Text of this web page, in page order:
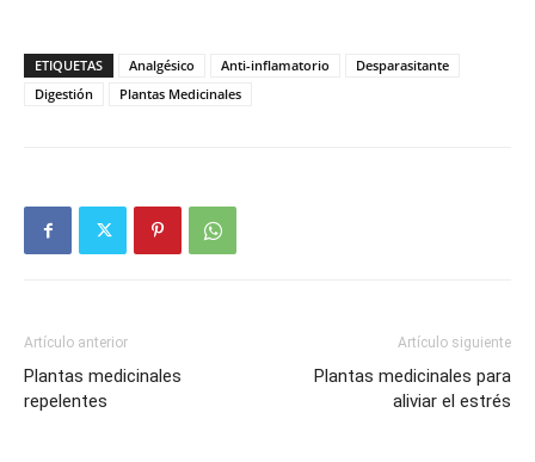
ETIQUETAS Analgésico Anti-inflamatorio
Desparasitante
Digestión
Plantas Medicinales
Artículo anterior
Plantas medicinales
repelentes
Artículo siguiente
Plantas medicinales para
aliviar el estrés